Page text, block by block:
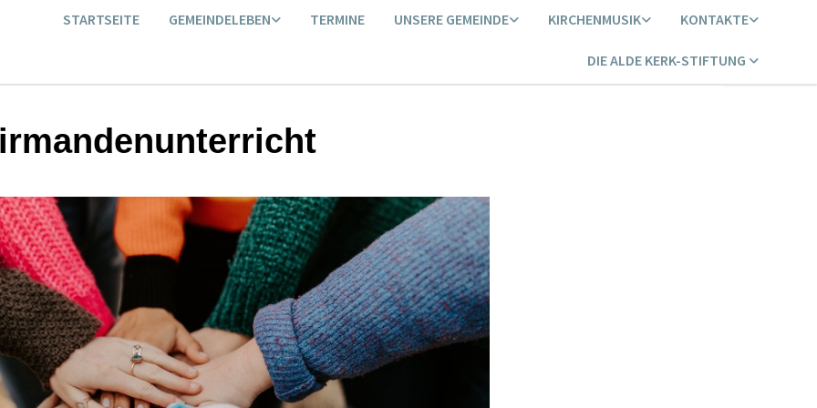
STARTSEITE GEMEINDELEBEN TERMINE UNSERE GEMEINDE KIRCHENMUSIK KONTAKTE
DIE ALDE KERK-STIFTUNG